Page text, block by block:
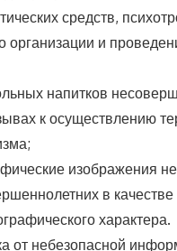
средств,
организации и
напитков
к осуществлению
изображения
в
характера.
от небезопасной